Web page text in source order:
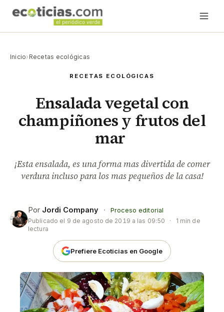
Inicio› Recetas ecológicas
RECETAS ECOLÓGICAS
Ensalada vegetal con
champiñones y frutos del
mar
¡Esta ensalada, es una forma mas divertida de comer
verdura incluso para los mas pequeños de la casa!
Por Jordi Company ·
Proceso editorial
Publicado el 9 de agosto de 2019 a las 09:50 ·
1 min de
lectura
Prefiere Ecoticias en Google